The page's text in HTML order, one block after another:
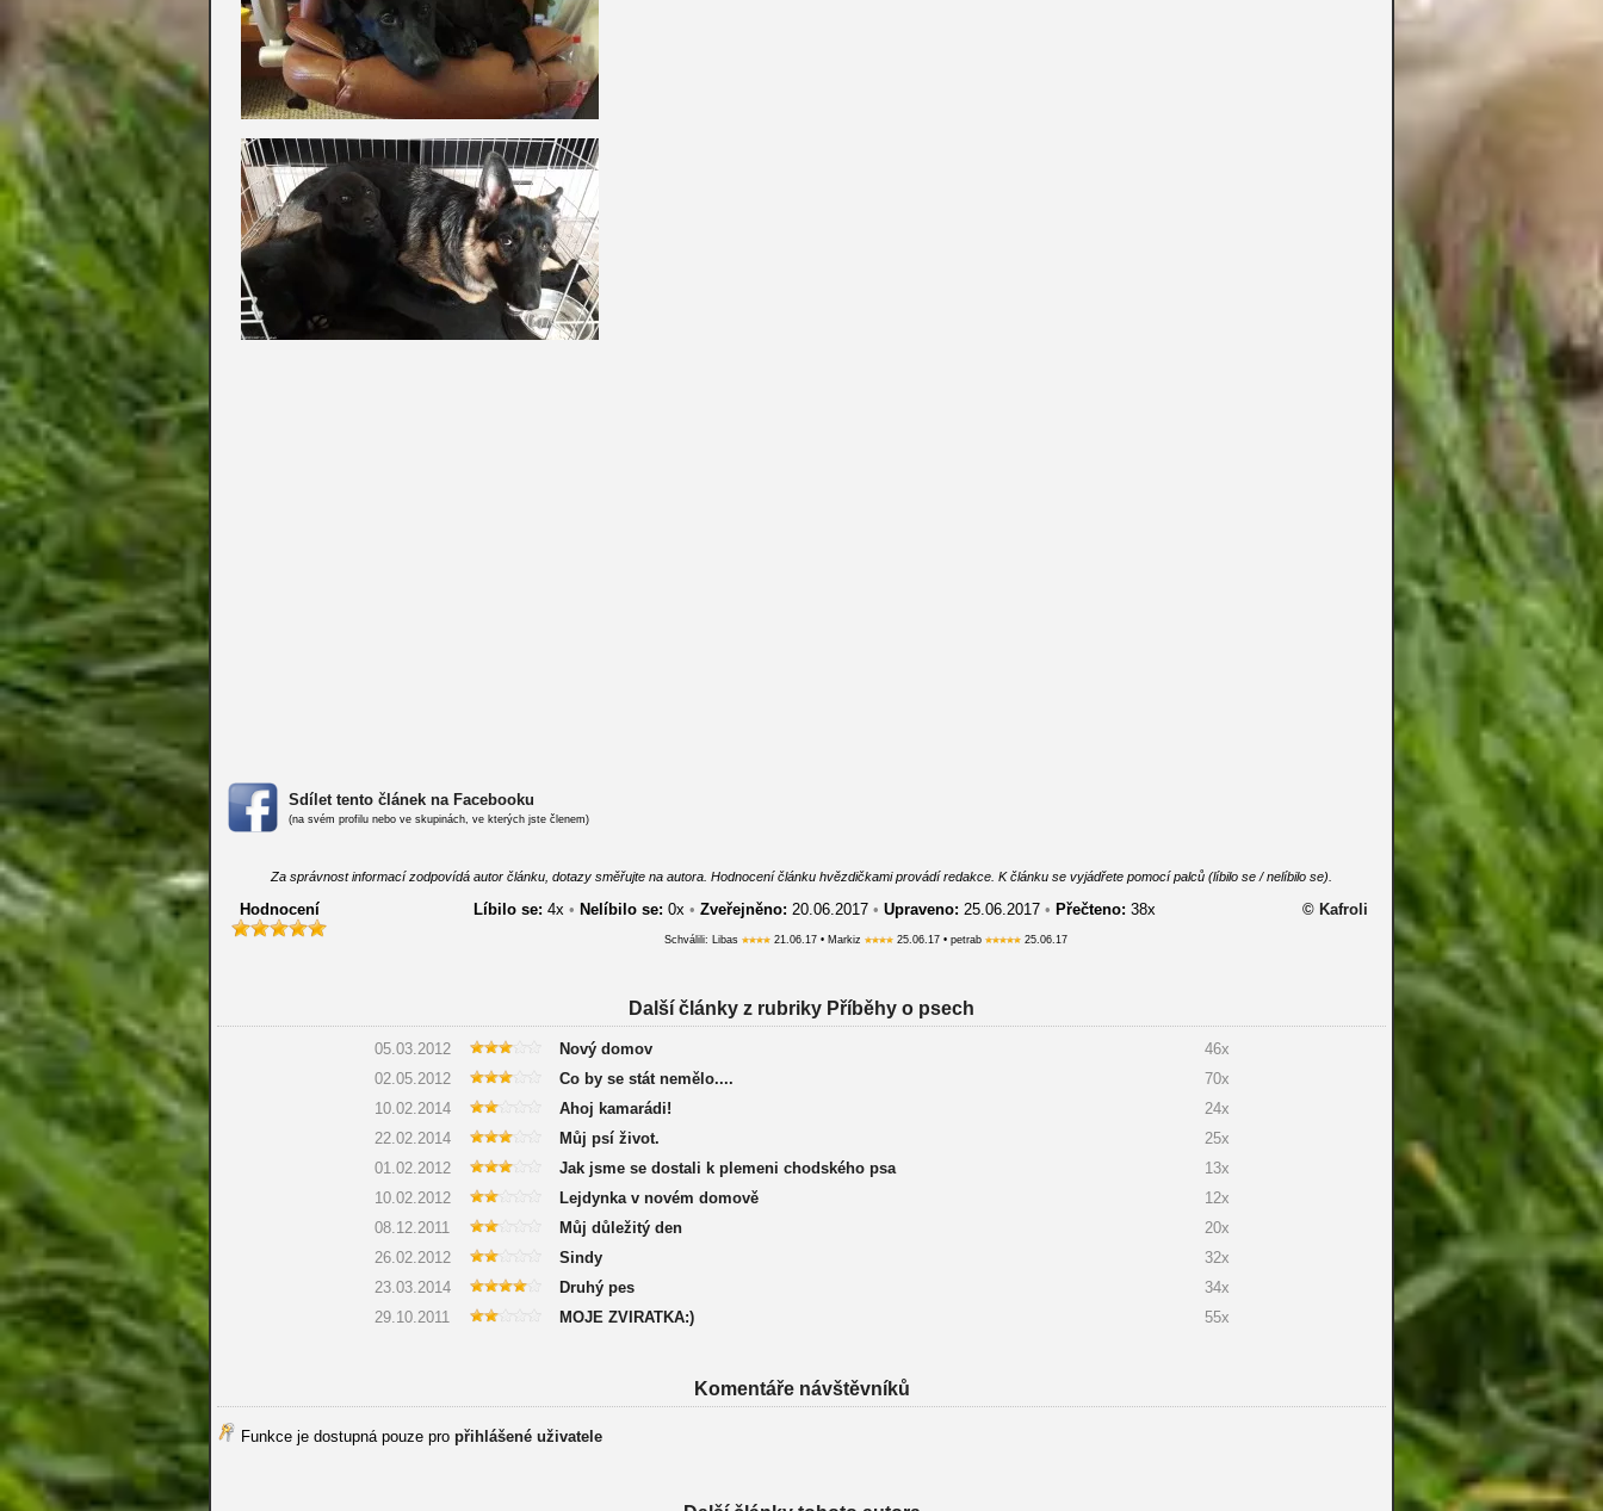
Sdílet tento článek na Facebooku
(na svém profilu nebo ve skupinách, ve kterých jste členem)
Za správnost informací zodpovídá autor článku, dotazy směřujte na autora. Hodnocení článku hvězdičkami provádí redakce. K článku se vyjádřete pomocí palců (líbilo se / nelíbilo se).
© Kafroli
Hodnocení Líbilo se: 4x • Nelíbilo se: 0x • Zveřejněno: 20.06.2017 • Upraveno: 25.06.2017 • Přečteno: 38x
Schválili: Libas 21.06.17 • Markiz 25.06.17 • petrab 25.06.17
Další články z rubriky Příběhy o psech
05.03.2012 Nový domov
46x
02.05.2012
Co by se stát nemělo....
70x
10.02.2014
Ahoj kamarádi!
24x
22.02.2014
Můj psí život.
25x
01.02.2012
Jak jsme se dostali k plemeni chodského psa
13x
10.02.2012
Lejdynka v novém domově
12x
08.12.2011
Můj důležitý den
20x
26.02.2012
Sindy
32x
23.03.2014
Druhý pes
34x
29.10.2011
MOJE ZVIRATKA:) 55x
Komentáře návštěvníků
Funkce je dostupná pouze pro přihlášené uživatele